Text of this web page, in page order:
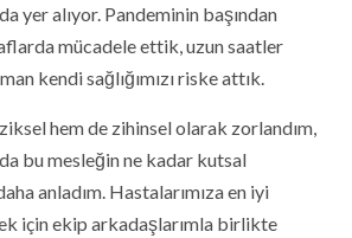
yer alıyor. Pandeminin başından
mücadele ettik, uzun saatler
kendi sağlığımızı riske attık.
hem de zihinsel olarak zorlandım,
bu mesleğin ne kadar kutsal
anladım. Hastalarımıza en iyi
için ekip arkadaşlarımla birlikte